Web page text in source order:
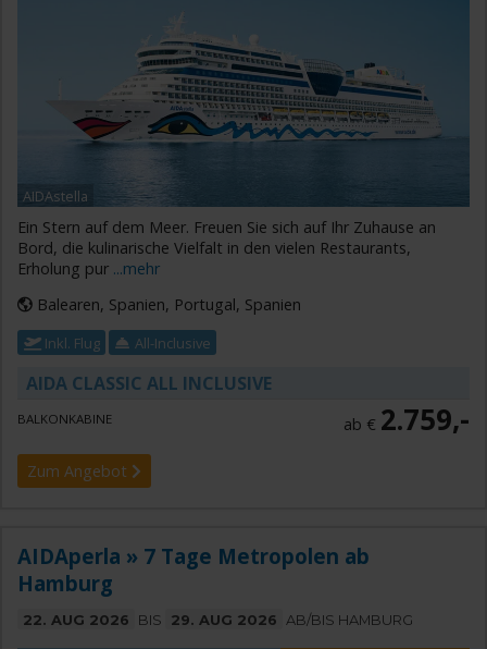
AIDAstella
Ein Stern auf dem Meer. Freuen Sie sich auf Ihr Zuhause an
Bord, die kulinarische Vielfalt in den vielen Restaurants,
Erholung pur ...mehr
Balearen, Spanien, Portugal, Spanien
Inkl. Flug All-Inclusive
AIDA CLASSIC ALL INCLUSIVE
BALKONKABINE ab € 2.759,-
Zum Angebot
AIDAperla » 7 Tage Metropolen ab
Hamburg
22. AUG 2026 BIS 29. AUG 2026 AB/BIS HAMBURG